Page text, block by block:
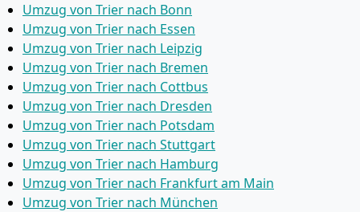
Umzug von Trier nach Bonn
Umzug von Trier nach Essen
Umzug von Trier nach Leipzig
Umzug von Trier nach Bremen
Umzug von Trier nach Cottbus
Umzug von Trier nach Dresden
Umzug von Trier nach Potsdam
Umzug von Trier nach Stuttgart
Umzug von Trier nach Hamburg
Umzug von Trier nach Frankfurt am Main
Umzug von Trier nach München